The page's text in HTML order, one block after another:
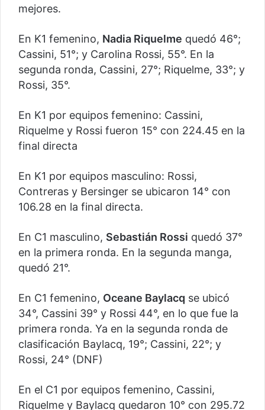
mejores.
En K1 femenino, Nadia Riquelme quedó 46°;
Cassini, 51°; y Carolina Rossi, 55°. En la
segunda ronda, Cassini, 27°; Riquelme, 33°; y
Rossi, 35°.
En K1 por equipos femenino: Cassini,
Riquelme y Rossi fueron 15° con 224.45 en la
final directa
En K1 por equipos masculino: Rossi,
Contreras y Bersinger se ubicaron 14° con
106.28 en la final directa.
En C1 masculino, Sebastián Rossi quedó 37°
en la primera ronda. En la segunda manga,
quedó 21°.
En C1 femenino, Oceane Baylacq se ubicó
34°, Cassini 39° y Rossi 44°, en lo que fue la
primera ronda. Ya en la segunda ronda de
clasificación Baylacq, 19°; Cassini, 22°; y
Rossi, 24° (DNF)
En el C1 por equipos femenino, Cassini,
Riquelme y Baylacq quedaron 10° con 295.72